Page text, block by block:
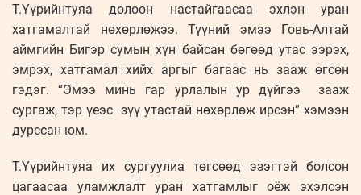
Т.Үүрийнтуяа долоон настайгаасаа эхлэн уран
хатгамалтай нөхөрлөжээ. Түүний эмээ Говь-Алтай
аймгийн Бигэр сумын хүн байсан бөгөөд утас ээрэх,
эмрэх, хатгамал хийх аргыг багаас нь зааж өгсөн
гэдэг. “Эмээ минь гар урлалын ур дүйгээ зааж
сургаж, тэр үеэс зүү утастай нөхөрлөж ирсэн” хэмээн
дурссан юм.
Т.Үүрийнтуяа их сургуулиа төгсөөд эзэгтэй болсон
цагаасаа уламжлалт уран хатгамлыг оёж эхэлсэн